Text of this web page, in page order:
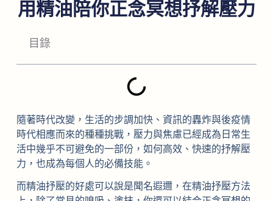
用精油陪你正念冥想抒解壓力
目錄
隨著時代改變，生活的步調加快、資訊的轟炸與後疫情
時代相應而來的種種挑戰，壓力與焦慮已經成為日常生
活中幾乎不可避免的一部份，如何高效、快速的抒解壓
力，也成為每個人的必備技能。
而精油抒壓的好處可以說是聞名遐邇，在精油抒壓方法